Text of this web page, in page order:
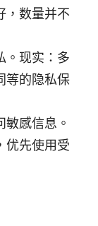
，数量并不
。现实：多
等的隐私保
感信息。
优先使用受